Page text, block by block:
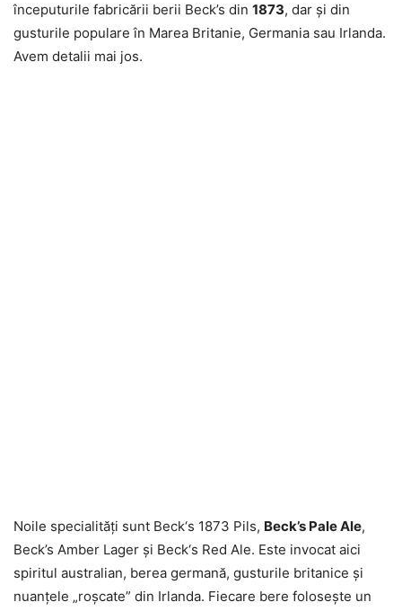
începuturile fabricării berii Beck’s din 1873, dar şi din
gusturile populare în Marea Britanie, Germania sau Irlanda.
Avem detalii mai jos.
Noile specialităţi sunt Beck‘s 1873 Pils, Beck’s Pale Ale,
Beck’s Amber Lager şi Beck‘s Red Ale. Este invocat aici
spiritul australian, berea germană, gusturile britanice şi
nuanţele „roşcate” din Irlanda. Fiecare bere foloseşte un